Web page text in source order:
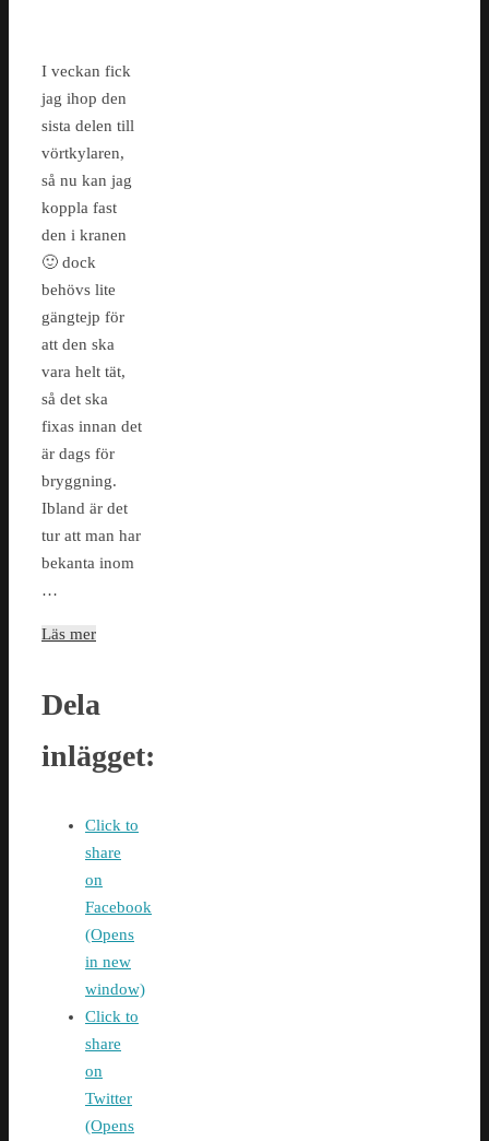
I veckan fick
jag ihop den
sista delen till
vörtkylaren,
så nu kan jag
koppla fast
den i kranen
🙂 dock
behövs lite
gängtejp för
att den ska
vara helt tät,
så det ska
fixas innan det
är dags för
bryggning.
Ibland är det
tur att man har
bekanta inom
…
Läs mer
Dela
inlägget:
Click to
share
on
Facebook
(Opens
in new
window)
Click to
share
on
Twitter
(Opens